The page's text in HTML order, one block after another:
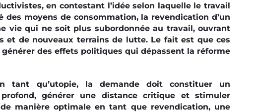
en contestant l’idée selon laquelle le travail
moyens de consommation, la revendication d’un
vie qui ne soit plus subordonnée au travail, ouvrant
et de nouveaux terrains de lutte. Le fait est que ces
des effets politiques qui dépassent la réforme
tant qu’utopie, la demande doit constituer un
générer une distance critique et stimuler
manière optimale en tant que revendication, une